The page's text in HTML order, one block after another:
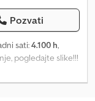
Pozvati
sati:4.100 h,
pogledajte slike!!!
Bacherstr.